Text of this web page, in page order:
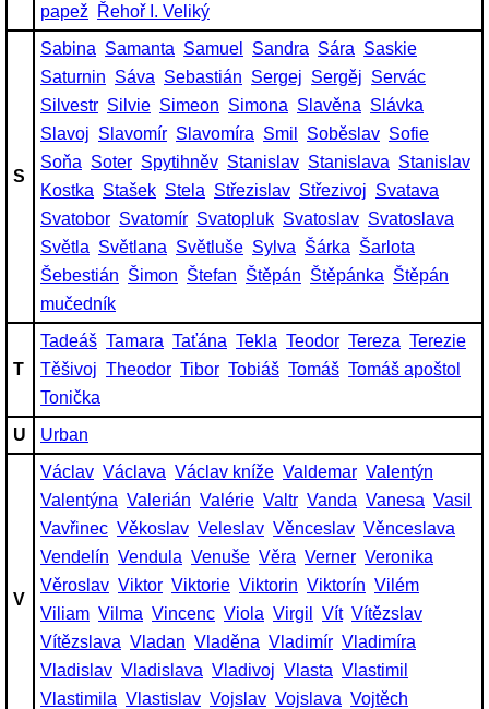
papež
Řehoř I. Veliký
S
Sabina Samanta Samuel Sandra Sára Saskie
Saturnin Sáva Sebastián Sergej Sergěj Servác
Silvestr Silvie Simeon Simona Slavěna Slávka
Slavoj Slavomír Slavomíra Smil Soběslav Sofie
Soňa Soter Spytihněv Stanislav Stanislava Stanislav
Kostka Stašek Stela Střezislav Střezivoj Svatava
Svatobor Svatomír Svatopluk Svatoslav Svatoslava
Světla Světlana Světluše Sylva Šárka Šarlota
Šebestián Šimon Štefan Štěpán Štěpánka Štěpán
mučedník
T
Tadeáš Tamara Taťána Tekla Teodor Tereza Terezie
Těšivoj Theodor Tibor Tobiáš Tomáš Tomáš apoštol
Tonička
U
Urban
V
Václav Václava Václav kníže Valdemar Valentýn
Valentýna Valerián Valérie Valtr Vanda Vanesa Vasil
Vavřinec Věkoslav Veleslav Věnceslav Věnceslava
Vendelín Vendula Venuše Věra Verner Veronika
Věroslav Viktor Viktorie Viktorin Viktorín Vilém
Viliam Vilma Vincenc Viola Virgil Vít Vítězslav
Vítězslava Vladan Vladěna Vladimír Vladimíra
Vladislav Vladislava Vladivoj Vlasta Vlastimil
Vlastimila Vlastislav Vojslav Vojslava Vojtěch